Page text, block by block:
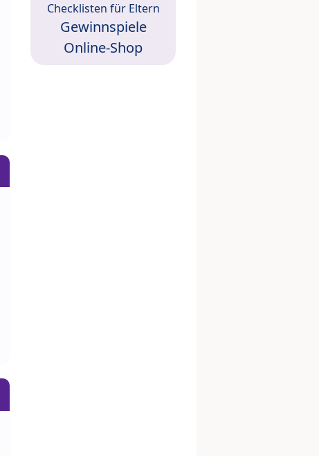
Checklisten für Eltern
Gewinnspiele
Online-Shop